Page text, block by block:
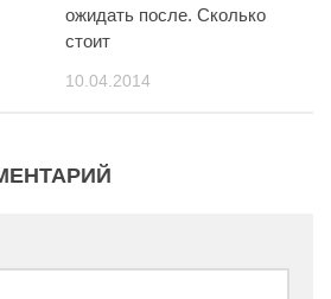
ожидать после. Сколько
стоит
10.04.2014